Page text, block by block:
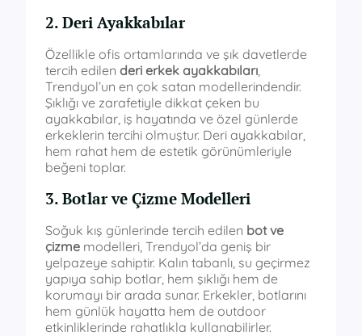
2. Deri Ayakkabılar
Özellikle ofis ortamlarında ve şık davetlerde
tercih edilen deri erkek ayakkabıları
Trendyol’un en çok satan modellerindendir.
Şıklığı ve zarafetiyle dikkat çeken bu
ayakkabılar, iş hayatında ve özel günlerde
erkeklerin tercihi olmuştur. Deri ayakkabılar,
hem rahat hem de estetik görünümleriyle
beğeni toplar.
3. Botlar ve Çizme Modelleri
Soğuk kış günlerinde tercih edilen bot ve
çizme modelleri, Trendyol’da geniş bir
yelpazeye sahiptir. Kalın tabanlı, su geçirmez
yapıya sahip botlar, hem şıklığı hem de
korumayı bir arada sunar. Erkekler, botlarını
hem günlük hayatta hem de outdoor
etkinliklerinde rahatlıkla kullanabilirler.